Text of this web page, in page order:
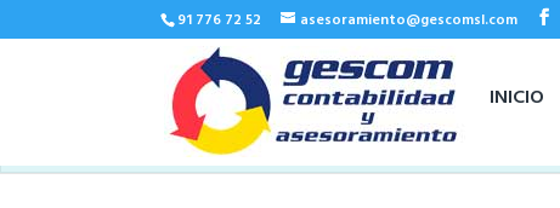
91 776 72 52 asesoramiento@gescomsl.com
INICIO